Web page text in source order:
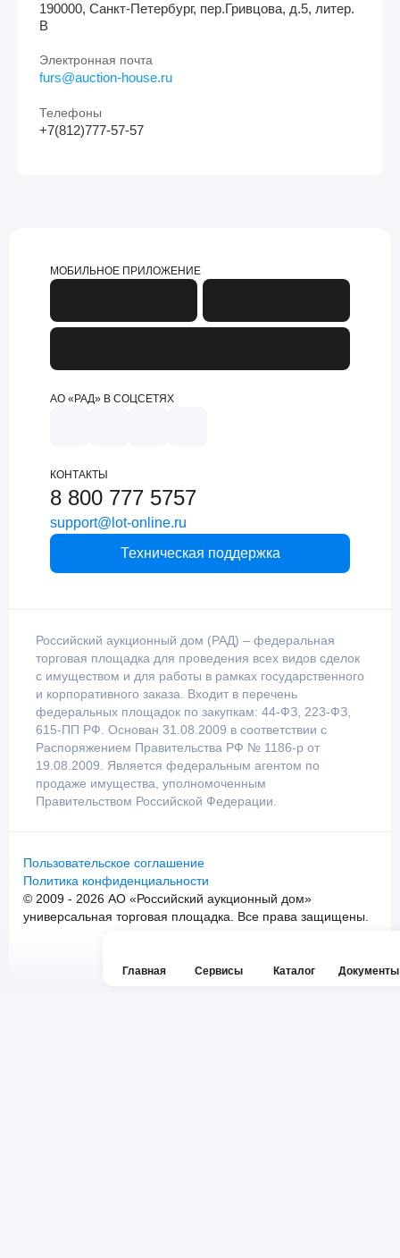
Главная Сервисы Каталог Документы
190000, Санкт-Петербург, пер.Гривцова, д.5, литер.
В
Электронная почта
furs@auction-house.ru
Телефоны
+7(812)777-57-57
МОБИЛЬНОЕ ПРИЛОЖЕНИЕ
АО «РАД» В СОЦСЕТЯХ
КОНТАКТЫ
8 800 777 5757
support@lot-online.ru
Техническая поддержка
Российский аукционный дом (РАД) – федеральная
торговая площадка для проведения всех видов сделок
с имуществом и для работы в рамках государственного
и корпоративного заказа. Входит в перечень
федеральных площадок по закупкам: 44-ФЗ, 223-ФЗ,
615-ПП РФ. Основан 31.08.2009 в соответствии с
Распоряжением Правительства РФ № 1186-р от
19.08.2009. Является федеральным агентом по
продаже имущества, уполномоченным
Правительством Российской Федерации.
Пользовательское соглашение
Политика конфиденциальности
© 2009 - 2026 АО «Российский аукционный дом»
универсальная торговая площадка. Все права защищены.